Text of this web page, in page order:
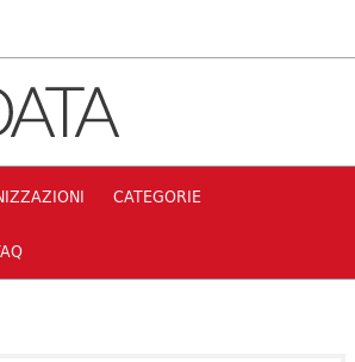
CATEGORIE